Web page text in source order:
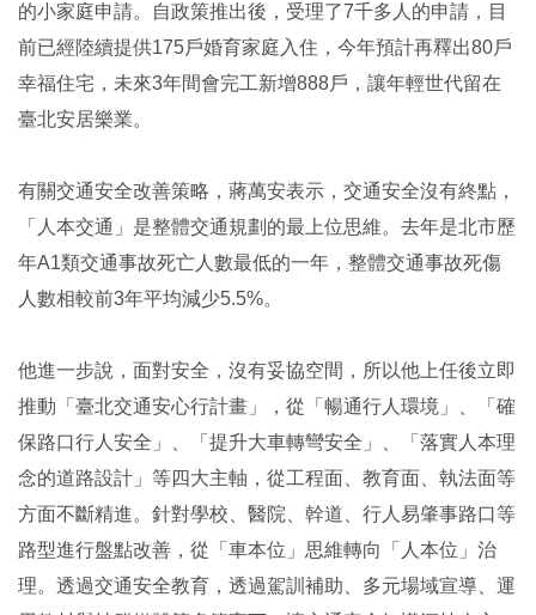
的小家庭申請。自政策推出後，受理了7千多人的申請，目
前已經陸續提供175戶婚育家庭入住，今年預計再釋出80戶
幸福住宅，未來3年間會完工新增888戶，讓年輕世代留在
臺北安居樂業。
有關交通安全改善策略，蔣萬安表示，交通安全沒有終點，
「人本交通」是整體交通規劃的最上位思維。去年是北市歷
年A1類交通事故死亡人數最低的一年，整體交通事故死傷
人數相較前3年平均減少5.5%。
他進一步說，面對安全，沒有妥協空間，所以他上任後立即
推動「臺北交通安心行計畫」，從「暢通行人環境」、「確
保路口行人安全」、「提升大車轉彎安全」、「落實人本理
念的道路設計」等四大主軸，從工程面、教育面、執法面等
方面不斷精進。針對學校、醫院、幹道、行人易肇事路口等
路型進行盤點改善，從「車本位」思維轉向「人本位」治
理。透過交通安全教育，透過駕訓補助、多元場域宣導、運